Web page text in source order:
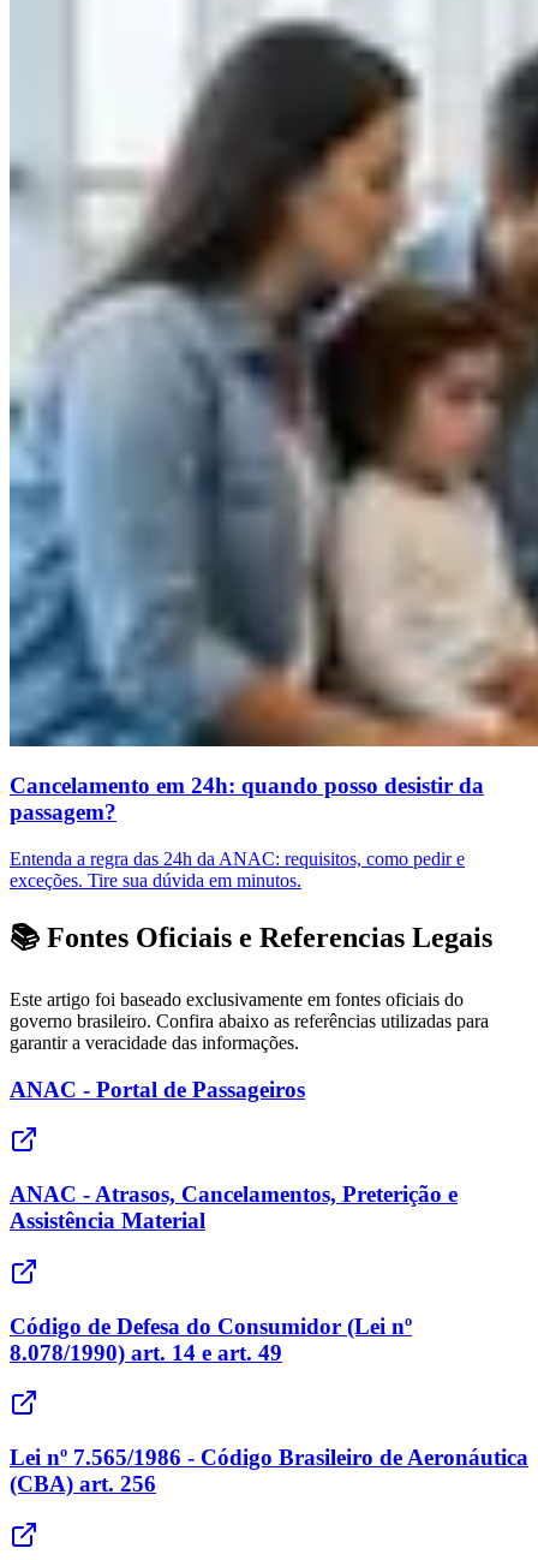
Cancelamento em 24h: quando posso desistir da
passagem?
Entenda a regra das 24h da ANAC: requisitos, como pedir e
exceções. Tire sua dúvida em minutos.
📚 Fontes Oficiais e Referencias Legais
Este artigo foi baseado exclusivamente em fontes oficiais do
governo brasileiro. Confira abaixo as referências utilizadas para
garantir a veracidade das informações.
ANAC - Portal de Passageiros
ANAC - Atrasos, Cancelamentos, Preterição e
Assistência Material
Código de Defesa do Consumidor (Lei nº
8.078/1990) art. 14 e art. 49
Lei nº 7.565/1986 - Código Brasileiro de Aeronáutica
(CBA) art. 256